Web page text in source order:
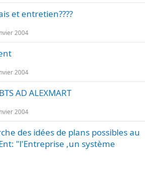
et entretien????
2004
2004
AD ALEXMART
2004
des idées de plans possibles au
"l'Entreprise ,un système